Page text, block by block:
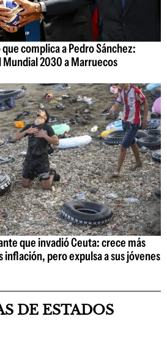
complica a Pedro Sánchez:
2030 a Marruecos
que invadió Ceuta: crece más
inflación, pero expulsa a sus jóvenes
DE ESTADOS